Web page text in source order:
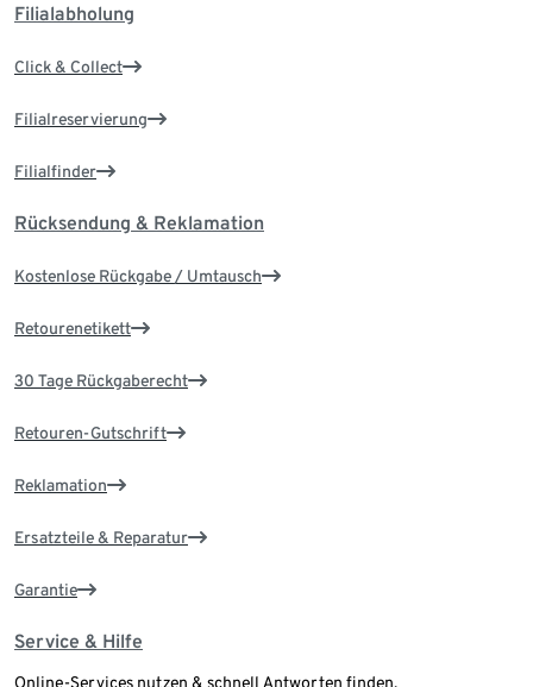
Filialabholung
Click & Collect
Filialreservierung
Filialfinder
Rücksendung & Reklamation
Kostenlose Rückgabe / Umtausch
Retourenetikett
30 Tage Rückgaberecht
Retouren-Gutschrift
Reklamation
Ersatzteile & Reparatur
Garantie
Service & Hilfe
Online-Services nutzen & schnell Antworten finden.